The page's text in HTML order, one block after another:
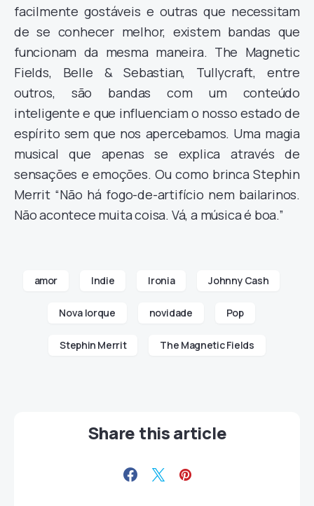
facilmente gostáveis e outras que necessitam
de se conhecer melhor, existem bandas que
funcionam da mesma maneira. The Magnetic
Fields, Belle & Sebastian, Tullycraft, entre
outros, são bandas com um conteúdo
inteligente e que influenciam o nosso estado de
espírito sem que nos apercebamos. Uma magia
musical que apenas se explica através de
sensações e emoções. Ou como brinca Stephin
Merrit “Não há fogo-de-artifício nem bailarinos.
Não acontece muita coisa. Vá, a música é boa.”
amor Indie Ironia Johnny Cash
Nova Iorque novidade Pop
Stephin Merrit The Magnetic Fields
Share this article